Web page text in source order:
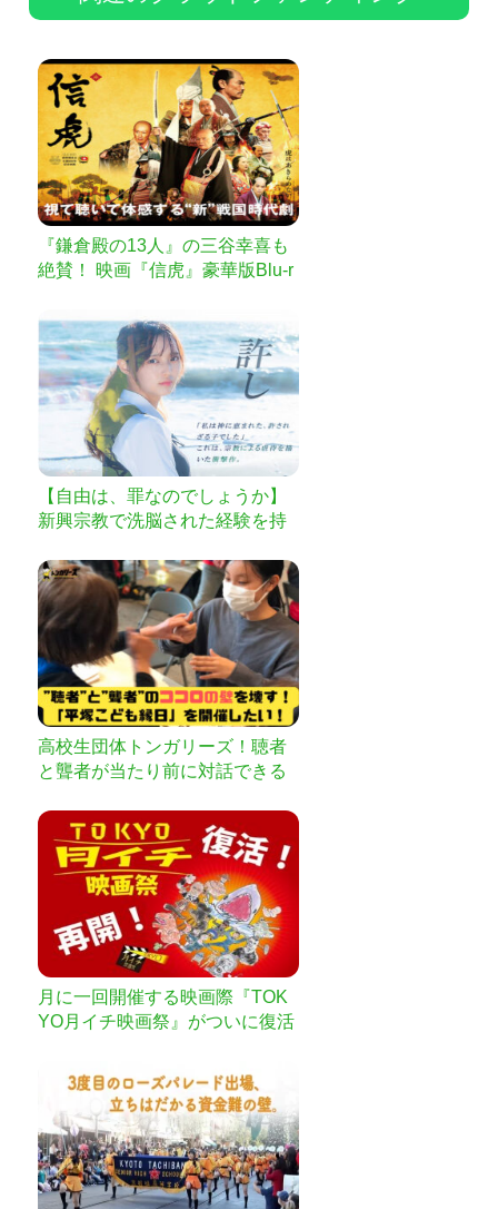
『鎌倉殿の13人』の三谷幸喜も
絶賛！ 映画『信虎』豪華版Blu-r
【自由は、罪なのでしょうか】
新興宗教で洗脳された経験を持
のリアル『許し』制作プロジェ
クト
高校生団体トンガリーズ！聴者
と聾者が当たり前に対話できる
月に一回開催する映画際『TOK
YO月イチ映画祭』がついに復活